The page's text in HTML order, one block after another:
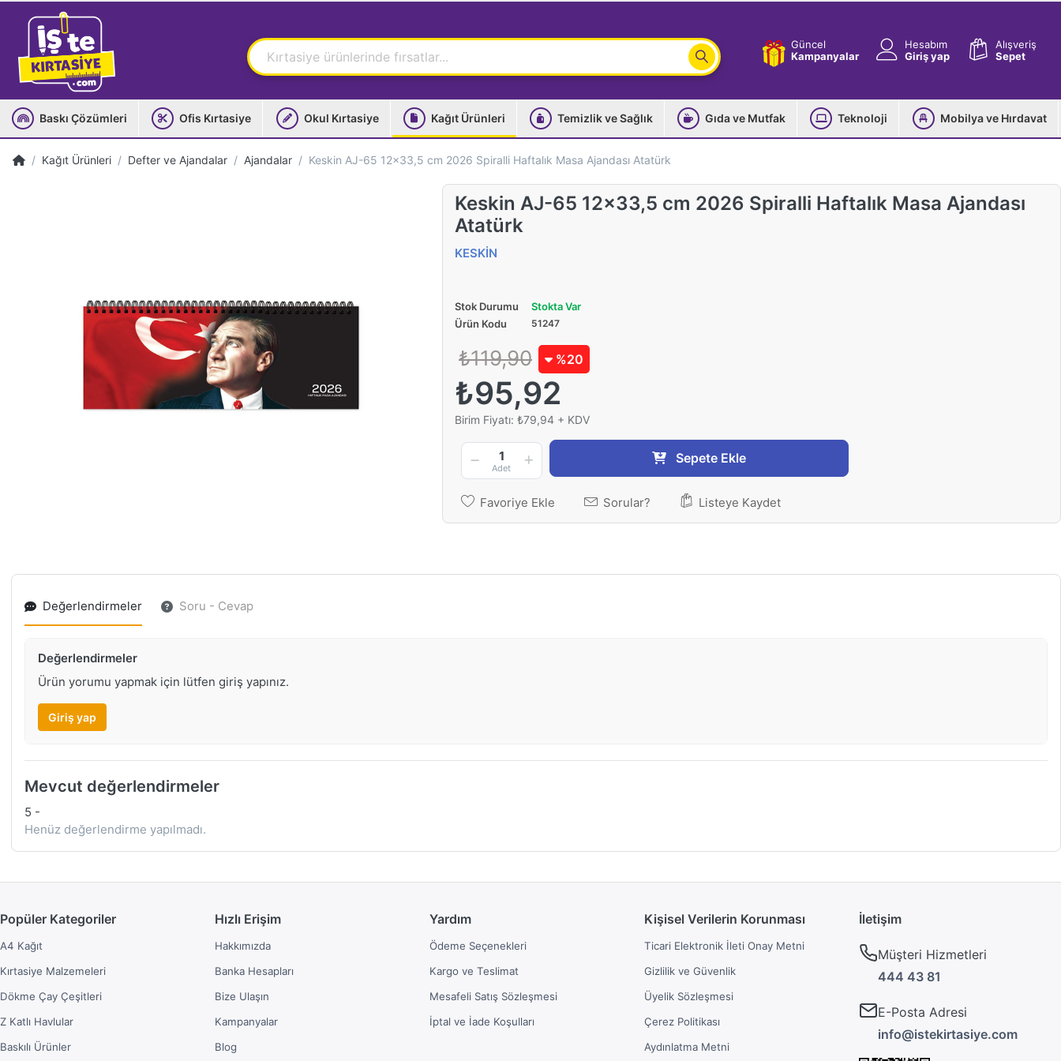
Güncel
Kampanyalar
Hesabım
Giriş yap
Alışveriş
Sepet
Baskı Çözümleri Ofis Kırtasiye Okul Kırtasiye Kağıt Ürünleri Temizlik ve Sağlık Gıda ve Mutfak Teknoloji Mobilya ve Hırdavat
Kağıt Ürünleri Defter ve Ajandalar Ajandalar Keskin AJ-65 12x33,5 cm 2026 Spiralli Haftalık Masa Ajandası Atatürk
Keskin AJ-65 12x33,5 cm 2026 Spiralli Haftalık Masa Ajandası
Atatürk
KESKİN
Stok Durumu
Stokta Var
Ürün Kodu
51247
₺119,90 %20
₺95,92
Birim Fiyatı: ₺79,94 + KDV
1
Adet
Sepete Ekle
Favoriye Ekle Sorular? Listeye Kaydet
Değerlendirmeler Soru - Cevap
Değerlendirmeler
Ürün yorumu yapmak için lütfen giriş yapınız.
Giriş yap
Mevcut değerlendirmeler
5 -
Henüz değerlendirme yapılmadı.
Popüler Kategoriler
A4 Kağıt
Kırtasiye Malzemeleri
Dökme Çay Çeşitleri
Z Katlı Havlular
Baskılı Ürünler
Hızlı Erişim
Hakkımızda
Banka Hesapları
Bize Ulaşın
Kampanyalar
Blog
Yardım
Ödeme Seçenekleri
Kargo ve Teslimat
Mesafeli Satış Sözleşmesi
İptal ve İade Koşulları
Kişisel Verilerin Korunması
Ticari Elektronik İleti Onay Metni
Gizlilik ve Güvenlik
Üyelik Sözleşmesi
Çerez Politikası
Aydınlatma Metni
İletişim
Müşteri Hizmetleri
444 43 81
E-Posta Adresi
info@istekirtasiye.com